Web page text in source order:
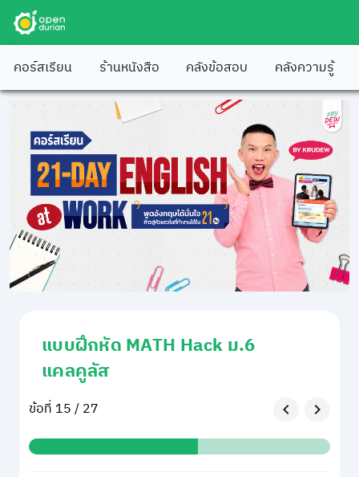
คอร์สเรียน ร้านหนังสือ คลังข้อสอบ คลังความรู้
แบบฝึกหัด MATH Hack ม.6
แคลคูลัส
ข้อที่ 15 / 27